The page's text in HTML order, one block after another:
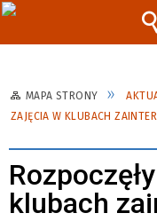
MAPA STRONY
ZAJĘCIA W KLUBACH
klubach